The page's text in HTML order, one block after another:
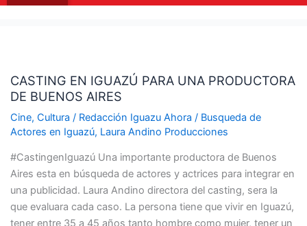
CASTING EN IGUAZÚ PARA UNA PRODUCTORA
DE BUENOS AIRES
Cine, Cultura / Redacción Iguazu Ahora / Busqueda de
Actores en Iguazú, Laura Andino Producciones
#CastingenIguazú Una importante productora de Buenos
Aires esta en búsqueda de actores y actrices para integrar en
una publicidad. Laura Andino directora del casting, sera la
que evaluara cada caso. La persona tiene que vivir en Iguazú,
IGUAZÚ
PARA
UNA
PRODUCTORA
BUENOS
AIRES